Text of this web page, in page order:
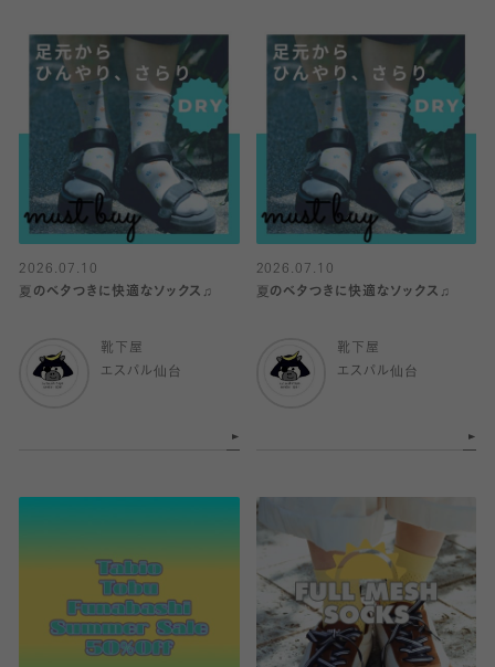
2026.07.10
夏のベタつきに快適なソックス♫
靴下屋
エスパル仙台
2026.07.10
夏のベタつきに快適なソックス♫
靴下屋
エスパル仙台